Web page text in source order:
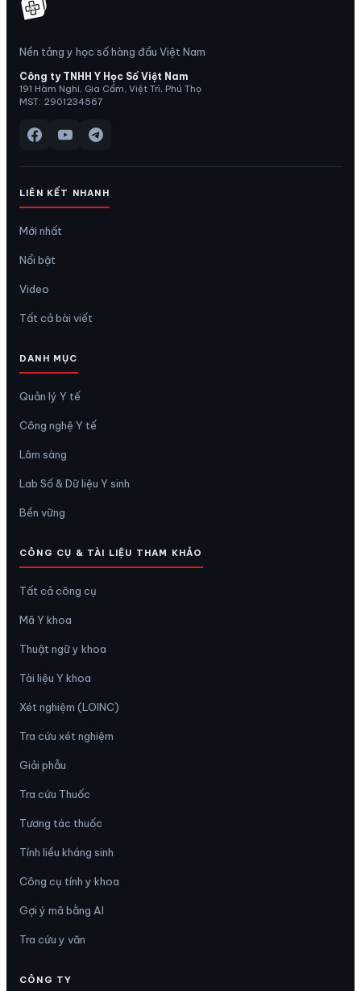
Nền tảng y học số hàng đầu Việt Nam
Công ty TNHH Y Học Số Việt Nam
191 Hàm Nghi, Gia Cẩm, Việt Trì, Phú Thọ
MST: 2901234567
LIÊN KẾT NHANH
Mới nhất
Nổi bật
Video
Tất cả bài viết
DANH MỤC
Quản lý Y tế
Công nghệ Y tế
Lâm sàng
Lab Số & Dữ liệu Y sinh
Bền vững
CÔNG CỤ & TÀI LIỆU THAM KHẢO
Tất cả công cụ
Mã Y khoa
Thuật ngữ y khoa
Tài liệu Y khoa
Xét nghiệm (LOINC)
Tra cứu xét nghiệm
Giải phẫu
Tra cứu Thuốc
Tương tác thuốc
Tính liều kháng sinh
Công cụ tính y khoa
Gợi ý mã bằng AI
Tra cứu y văn
CÔNG TY